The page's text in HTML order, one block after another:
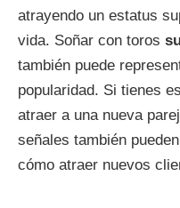
atrayendo un estatus
vida. Soñar con toros
también puede
popularidad. Si tienes
atraer a una nueva
señales también
cómo atraer nuevos